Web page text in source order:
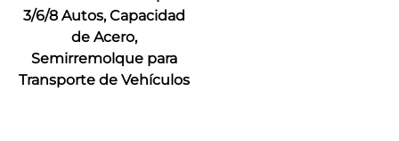
3/6/8 Autos, Capacidad
de Acero,
Semirremolque para
Transporte de Vehículos